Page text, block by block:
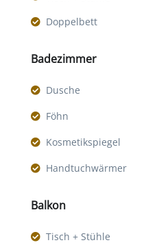
Doppelbett
Badezimmer
Dusche
Föhn
Kosmetikspiegel
Handtuchwärmer
Balkon
Tisch + Stühle